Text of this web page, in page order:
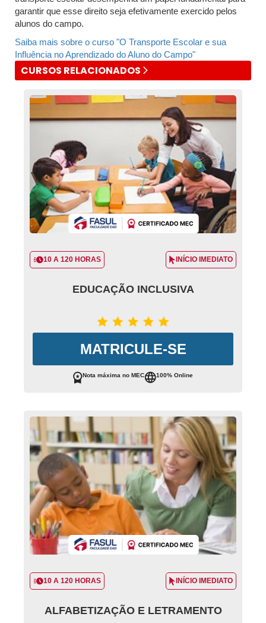
garantir que esse direito seja efetivamente exercido pelos
alunos do campo.
Saiba mais sobre o curso "O Transporte Escolar e sua
Influência no Aprendizado do Aluno do Campo"
CURSOS RELACIONADOS
10 A 120 HORAS INÍCIO IMEDIATO
EDUCAÇÃO INCLUSIVA
MATRICULE-SE
Nota máxima no MEC 100% Online
10 A 120 HORAS INÍCIO IMEDIATO
ALFABETIZAÇÃO E LETRAMENTO